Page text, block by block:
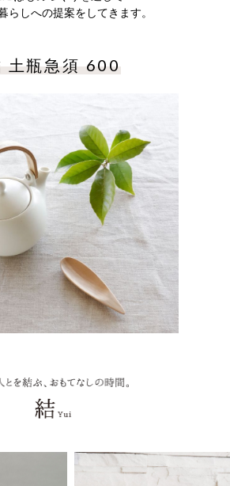
らしへの提案をしてきます。
土瓶急須 600